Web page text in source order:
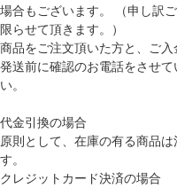
場合もございます。 （申し訳
限らせて頂きます。）
商品をご注文頂いた方と、ご入
発送前に確認のお電話をさせ
い。
代金引換の場合
原則として、在庫の有る商品
す。
クレジットカード決済の場合